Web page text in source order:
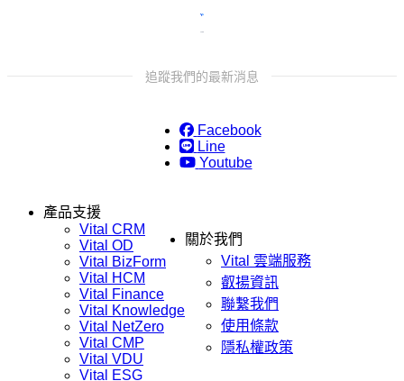
追蹤我們的最新消息
Facebook
Line
Youtube
產品支援
Vital CRM
Vital OD
Vital BizForm
Vital HCM
Vital Finance
Vital Knowledge
Vital NetZero
Vital CMP
Vital VDU
Vital ESG
關於我們
Vital 雲端服務
叡揚資訊
聯繫我們
使用條款
隱私權政策